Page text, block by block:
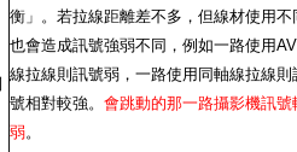
衡」。若拉線距離差不多，但線材使用不
也會造成訊號強弱不同，例如一路使用AV
線拉線則訊號弱，一路使用同軸線拉線則
號相對較強。 會跳動的那一路攝影機訊號
弱。